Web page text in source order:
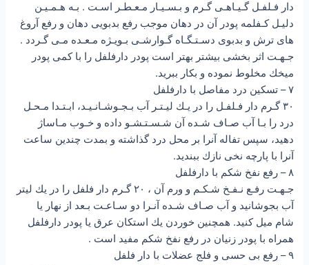
دار فـلفـل گـيـاهـى گـرم و بـسـيـار مـعـطـر اسـت . بـه هـمـيـن
دليـل كـفلمه پودر آن در دهان موجب رفع بدبويى دهان و رفع آروغ
هاى ترش و بدبوى دسـتـگـاه گـوارشـى بـويـژه مـعـده مـى گـردد .
جـهـت اثر بخشى بيشتر بهتر است پودر دارفلفل را با كمى پودر
ميخك مخلوط نموده و بكار ببريد.
۷ – تسكين درد مفاصل با دارفلفل
۳۰ گـرم دار فـلفـل را در يـك ليـتـر آب بـجـوشـانـيـد، ابـتـدا مـحـل
درد را بـا آب صـاف شـده آن شـسـتـشـو داده و خـوب مـاساژ
دهيد، سپس تفاله آنرا بر محل درد گذاشته و بمدت چندين ساعت
آنرا با پارچه نخى نازك ببنديد.
۸ – رفع نفخ شكم با دارفلفل
جـهـت رفـع نـفـخ شـكـم و ورم آن ، ۲۰ گـرم دار فلفل را در يك ليتر
آب بجوشانيد و آب صـاف شـده آنـرا دو سـاعـت بـعد از نهار يا
شام ميل كنيد. همچنين خوردن يك استكان عرق يا پودر دارفلفل
همراه با پودر زنيان در رفع نفخ شكم مفيد است .
۹ – رفع بى حسى و فلج عضلات با دار فلفل